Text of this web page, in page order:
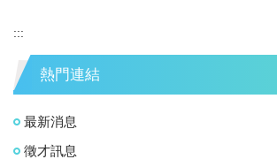
:::
熱門連結
最新消息
徵才訊息